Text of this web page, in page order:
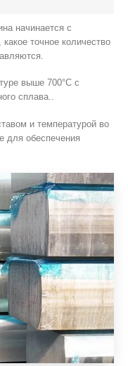
начинается с
точное количество
выше 700°C с
сплава..
и температурой во
для обеспечения